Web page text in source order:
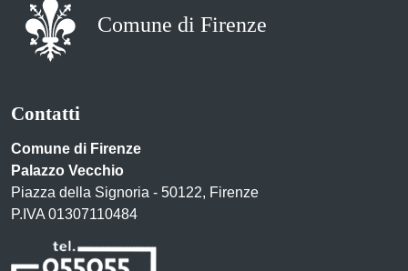
Comune di Firenze
Contatti
Comune di Firenze
Palazzo Vecchio
Piazza della Signoria - 50122, Firenze
P.IVA 01307110484